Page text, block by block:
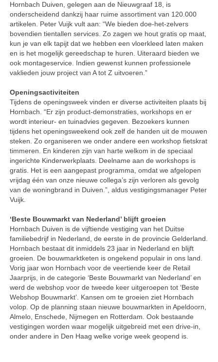
Hornbach Duiven, gelegen aan de Nieuwgraaf 18, is
onderscheidend dankzij haar ruime assortiment van 120.000
artikelen. Peter Vuijk vult aan: “We bieden doe-het-zelvers
bovendien tientallen services. Zo zagen we hout gratis op maat,
kun je van elk tapijt dat we hebben een vloerkleed laten maken
en is het mogelijk gereedschap te huren. Uiteraard bieden we
ook montageservice. Indien gewenst kunnen professionele
vaklieden jouw project van A tot Z uitvoeren.”
Openingsactiviteiten
Tijdens de openingsweek vinden er diverse activiteiten plaats bij
Hornbach. “Er zijn product-demonstraties, workshops en er
wordt interieur- en tuinadvies gegeven. Bezoekers kunnen
tijdens het openingsweekend ook zelf de handen uit de mouwen
steken. Zo organiseren we onder andere een workshop fietskrat
timmeren. En kinderen zijn van harte welkom in de speciaal
ingerichte Kinderwerkplaats. Deelname aan de workshops is
gratis. Het is een aangepast programma, omdat we afgelopen
vrijdag één van onze nieuwe collega’s zijn verloren als gevolg
van de woningbrand in Duiven.”, aldus vestigingsmanager Peter
Vuijk.
‘Beste Bouwmarkt van Nederland’ blijft groeien
Hornbach Duiven is de vijftiende vestiging van het Duitse
familiebedrijf in Nederland, de eerste in de provincie Gelderland.
Hornbach bestaat dit inmiddels 23 jaar in Nederland en blijft
groeien. De bouwmarktketen is ongekend populair in ons land.
Vorig jaar won Hornbach voor de veertiende keer de Retail
Jaarprijs, in de categorie ‘Beste Bouwmarkt van Nederland’ en
werd de webshop voor de tweede keer uitgeroepen tot ‘Beste
Webshop Bouwmarkt’. Kansen om te groeien ziet Hornbach
volop. Op de planning staan nieuwe bouwmarkten in Apeldoorn,
Almelo, Enschede, Nijmegen en Rotterdam. Ook bestaande
vestigingen worden waar mogelijk uitgebreid met een drive-in,
onder andere in Den Haag welke vorige week geopend is.